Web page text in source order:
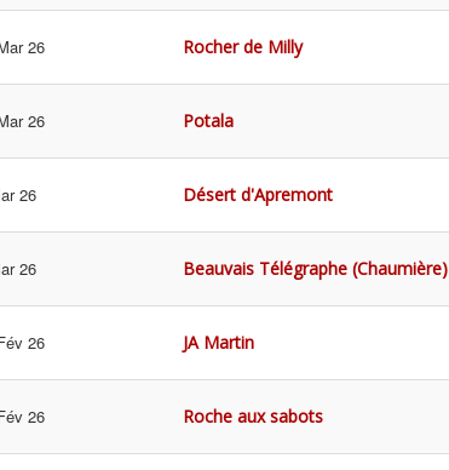
26 Rocher de Milly
26 Potala
26 Désert d'Apremont
26 Beauvais Télégraphe (Chaumière)
26 JA Martin
26 Roche aux sabots